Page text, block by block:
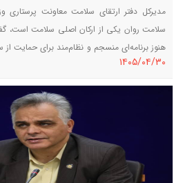
مدیرکل دفتر ارتقای سلامت معاونت پرستاری
سلامت روان یکی از ارکان اصلی سلامت است،
هنوز برنامه‌ای منسجم و نظام‌مند برای حمایت از
و لازم است با همکاری نهادهای تخصصی،
مستمر در این حوزه تدوین و اجرا شود.
١٤٠٥/٠٤/٣٠